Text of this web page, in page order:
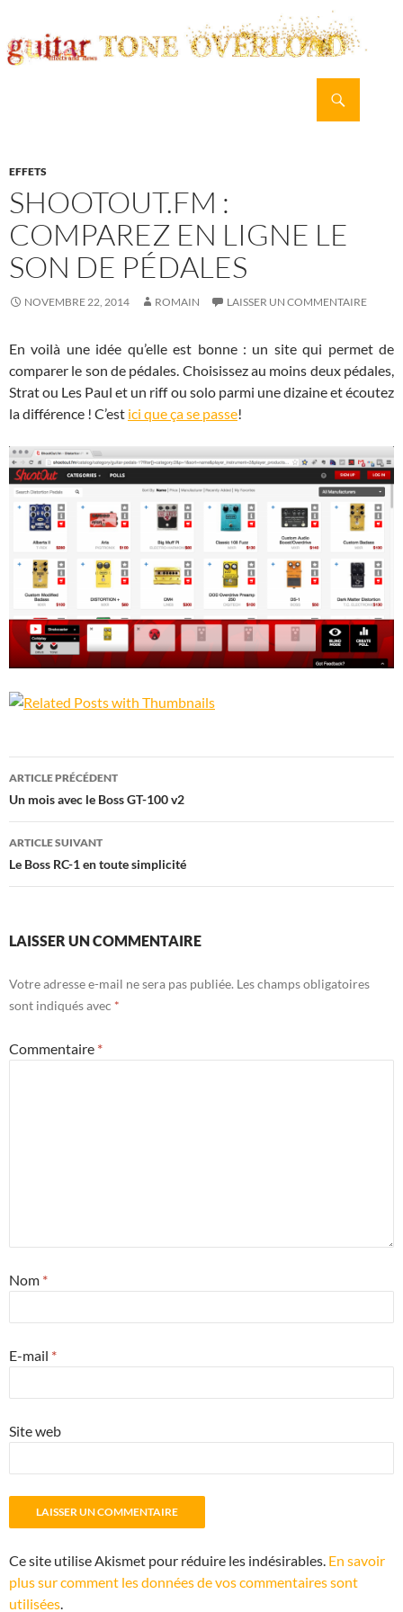
EFFETS
SHOOTOUT.FM :
COMPAREZ EN LIGNE LE
SON DE PÉDALES
NOVEMBRE 22, 2014 ROMAIN LAISSER UN COMMENTAIRE
En voilà une idée qu’elle est bonne : un site qui permet de
comparer le son de pédales. Choisissez au moins deux pédales,
Strat ou Les Paul et un riff ou solo parmi une dizaine et écoutez
la différence ! C’est ici que ça se passe!
Navigation
des
articles
ARTICLE PRÉCÉDENT
Un mois avec le Boss GT-100 v2
ARTICLE SUIVANT
Le Boss RC-1 en toute simplicité
LAISSER UN COMMENTAIRE
Votre adresse e-mail ne sera pas publiée. Les champs obligatoires
sont indiqués avec *
Commentaire *
Nom *
E-mail *
Site web
Ce site utilise Akismet pour réduire les indésirables. En savoir
plus sur comment les données de vos commentaires sont
utilisées.